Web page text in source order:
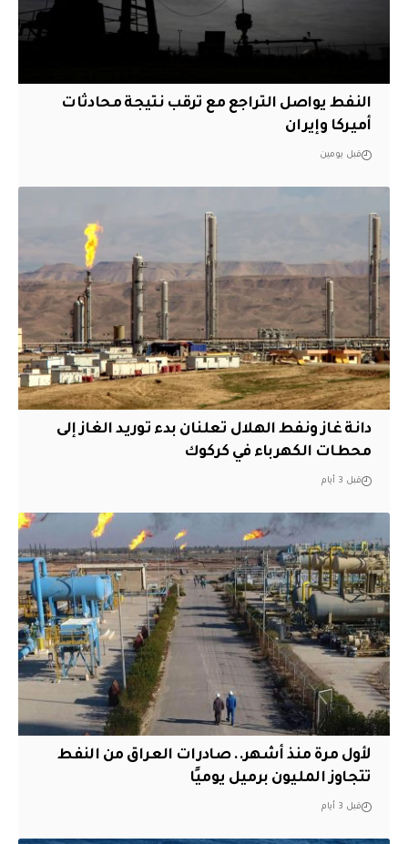
النفط يواصل التراجع مع ترقب نتيجة محادثات
أميركا وإيران
قبل يومين
دانة غاز ونفط الهلال تعلنان بدء توريد الغاز إلى
محطات الكهرباء في كركوك
قبل 3 أيام
لأول مرة منذ أشهر.. صادرات العراق من النفط
تتجاوز المليون برميل يوميًا
قبل 3 أيام